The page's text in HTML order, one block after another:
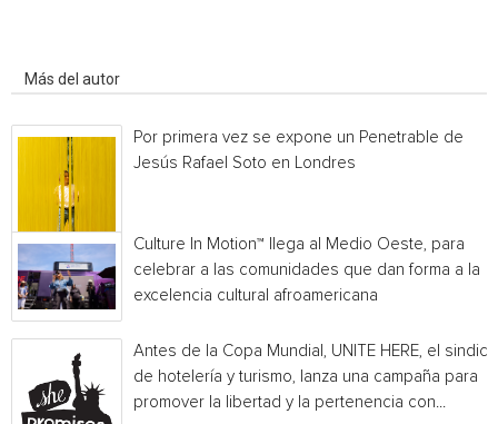
Más del autor
Por primera vez se expone un Penetrable de
Jesús Rafael Soto en Londres
Culture In Motion™ llega al Medio Oeste, para
celebrar a las comunidades que dan forma a la
excelencia cultural afroamericana
Antes de la Copa Mundial, UNITE HERE, el
de hotelería y turismo, lanza una campaña para
promover la libertad y la pertenencia con...